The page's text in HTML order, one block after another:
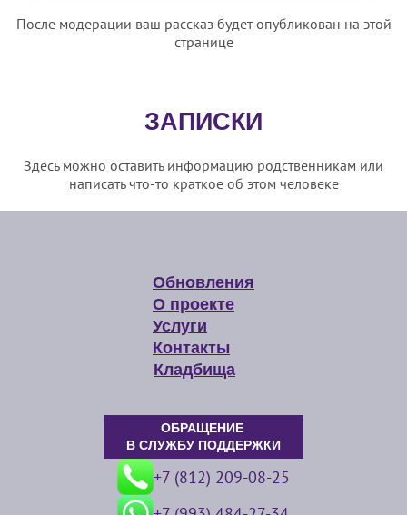
После модерации ваш рассказ будет опубликован на этой
странице
ЗАПИСКИ
Здесь можно оставить информацию родственникам или
написать что-то краткое об этом человеке
Обновления
О проекте
Услуги
Контакты
Кладбища
ОБРАЩЕНИЕ
В СЛУЖБУ ПОДДЕРЖКИ
+7 (812) 209-08-25